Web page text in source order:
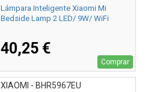
Lámpara Inteligente Xiaomi Mi
Bedside Lamp 2 LED/ 9W/ WiFi
40,25 €
Comprar
XIAOMI - BHR5967EU